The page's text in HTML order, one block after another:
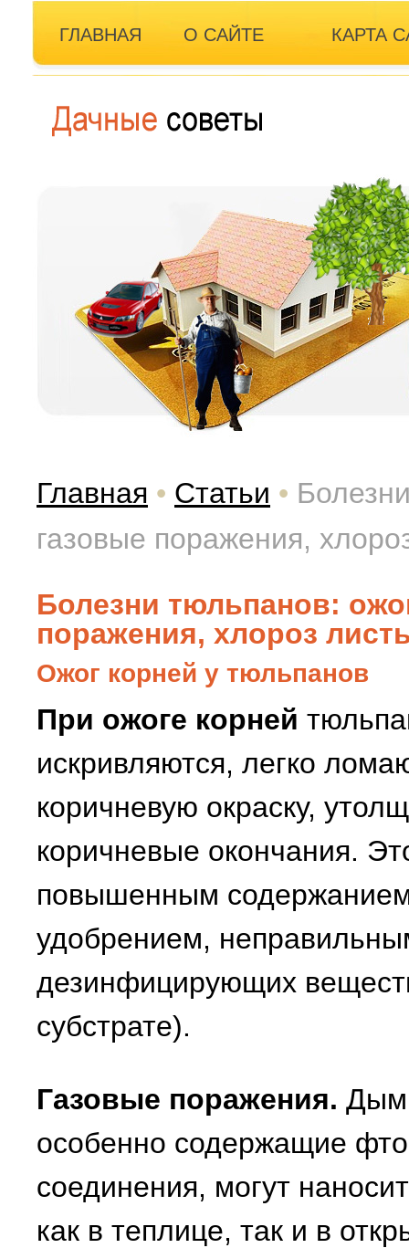
ГЛАВНАЯ О САЙТЕ КАРТА
Главная • Статьи •
газовые поражения,
Болезни тюльпанов:
поражения, хлороз
Ожог корней у тюльпанов
При ожоге корней
искривляются, легко
коричневую окраску,
коричневые окончания.
повышенным
удобрением,
дезинфицирующих
субстрате).
Газовые поражения.
особенно содержащие
соединения, могут
как в теплице, так и в